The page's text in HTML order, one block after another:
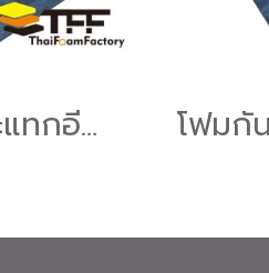
โฟมกันกระแทกอีพีอี (EPE Foam Sheet )โฟมอีพีอีสีดำหนา5ซม.ขนาด100*200ซม.